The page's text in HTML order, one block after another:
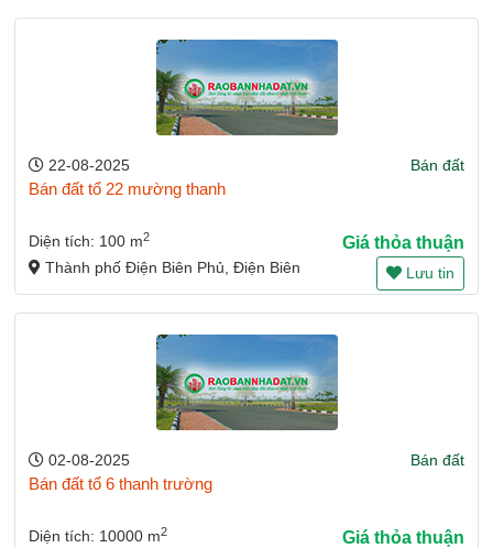
22-08-2025 Bán đất
Bán đất tổ 22 mường thanh
Diện tích: 100 m2 Giá thỏa thuận
Thành phố Điện Biên Phủ, Điện Biên Lưu tin
02-08-2025 Bán đất
Bán đất tổ 6 thanh trường
Diện tích: 10000 m2 Giá thỏa thuận